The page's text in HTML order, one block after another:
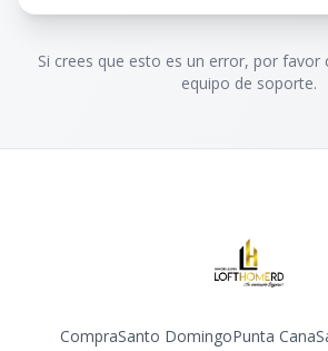
Si crees que esto es un error, por
equipo de soporte.
CompraSanto DomingoPunta Cana